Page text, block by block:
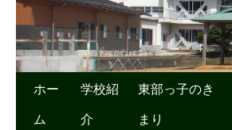
ホー
ム
学校紹
介
東部っ子のき
まり